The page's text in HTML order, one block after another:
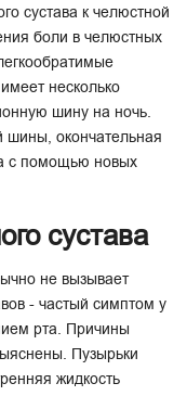
сустава к челюстной
боли в челюстных
несколько
шину на ночь.
окончательная
с помощью новых
сустава
не вызывает
- частый симптом у
рта. Причины
Пузырьки
жидкость